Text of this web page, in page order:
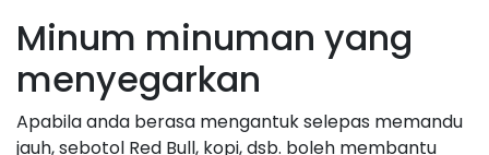
Minum minuman yang
menyegarkan
Apabila anda berasa mengantuk selepas memandu
jauh, sebotol Red Bull, kopi, dsb. boleh membantu